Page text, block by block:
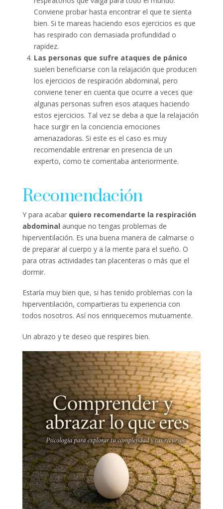
Conviene probar hasta encontrar el que te sienta
bien. Si te mareas haciendo esos ejercicios es que
has respirado con demasiada profundidad o
rapidez.
Las personas que sufre ataques de pánico
suelen beneficiarse con la relajación que producen
los ejercicios de respiración abdominal, pero
conviene tener en cuenta que ocurre a veces que
algunas personas sufren esos ataques haciendo
estos ejercicios. Tal vez se deba a que la relajación
hace surgir en la conciencia emociones
amenazadoras. Si este es el caso es muy
recomendable entrenar en presencia de un
experto, como te comentaba anteriormente.
Recomendación
Y para acabarquiero recomendarte la respiración
abdominal aunque no tengas problemas de
hiperventilación. Es una buena manera de calmarse o
de preparar al cuerpo y a la mente para el sueño. O
para otras actividades tan placenteras o más que el
dormir.
Estaría muy bien que, si has tenido problemas con la
hiperventilación, compartieras tu experiencia con
todos nosotros. Así nos enriquecemos mutuamente.
Un abrazo y te deseo que respires bien.